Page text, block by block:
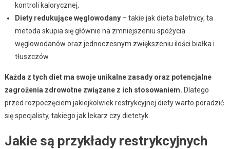
kontroli kalorycznej,
Diety redukujące węglowodany– takie jak dieta baletnicy, ta
metoda skupia się głównie na zmniejszeniu spożycia
węglowodanów oraz jednoczesnym zwiększeniu ilości białka i
tłuszczów.
Każda z tych diet ma swoje unikalne zasady oraz potencjalne
zagrożenia zdrowotne związane z ich stosowaniem. Dlatego
przed rozpoczęciem jakiejkolwiek restrykcyjnej diety warto poradzić
się specjalisty, takiego jak lekarz czy dietetyk.
Jakie są przykłady restrykcyjnych